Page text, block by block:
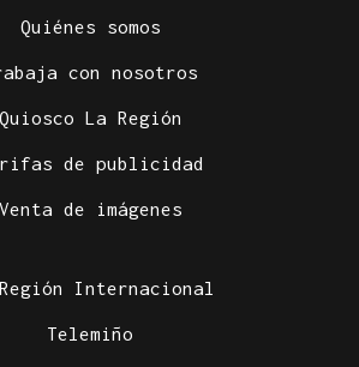
Quiénes somos
con nosotros
Quiosco La Región
de publicidad
Venta de imágenes
Internacional
Telemiño